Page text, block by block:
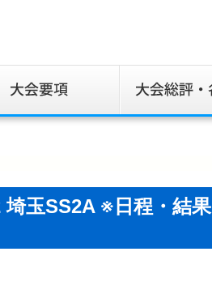
玉SS2A ※日程・結果